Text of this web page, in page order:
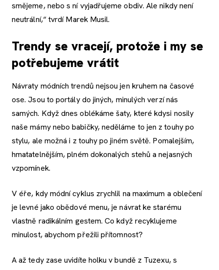
smějeme, nebo s ní vyjadřujeme obdiv. Ale nikdy není
neutrální,“ tvrdí Marek Musil.
Trendy se vracejí, protože i my se
potřebujeme vrátit
Návraty módních trendů nejsou jen kruhem na časové
ose. Jsou to portály do jiných, minulých verzí nás
samých. Když dnes oblékáme šaty, které kdysi nosily
naše mámy nebo babičky, neděláme to jen z touhy po
stylu, ale možná i z touhy po jiném světě. Pomalejším,
hmatatelnějším, plném dokonalých stehů a nejasných
vzpomínek.
V éře, kdy módní cyklus zrychlil na maximum a oblečení
je levné jako obědové menu, je návrat ke starému
vlastně radikálním gestem. Co když recyklujeme
minulost, abychom přežili přítomnost?
A až tedy zase uvidíte holku v bundě z Tuzexu, s